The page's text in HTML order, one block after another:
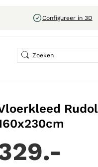
Configureer in 3D